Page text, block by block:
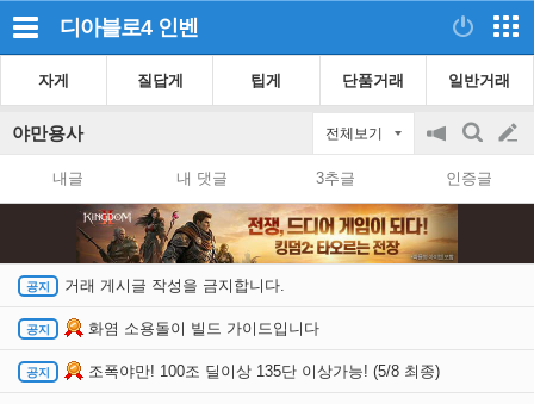
디아블로4 인벤
자게 질답게 팁게 단품거래 일반거래
야만용사 전체보기
공
on/off
검
색
글
쓰
내글 내 댓글 3추글 인증글
거래 게시글 작성을 금지합니다.
화염 소용돌이 빌드 가이드입니다
조폭야만! 100조 딜이상 135단 이상가능! (5/8 최종)